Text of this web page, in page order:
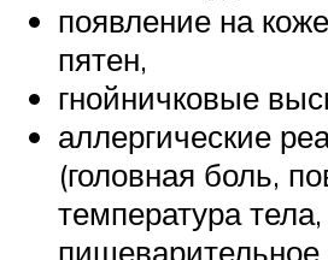
появление на
пятен,
гнойничковые
аллергические
(головная боль,
температура тела,
пищеварительное